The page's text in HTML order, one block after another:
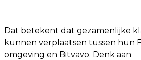
Dat betekent dat gezamenlijke
kunnen verplaatsen tussen hun
omgeving en Bitvavo. Denk aan